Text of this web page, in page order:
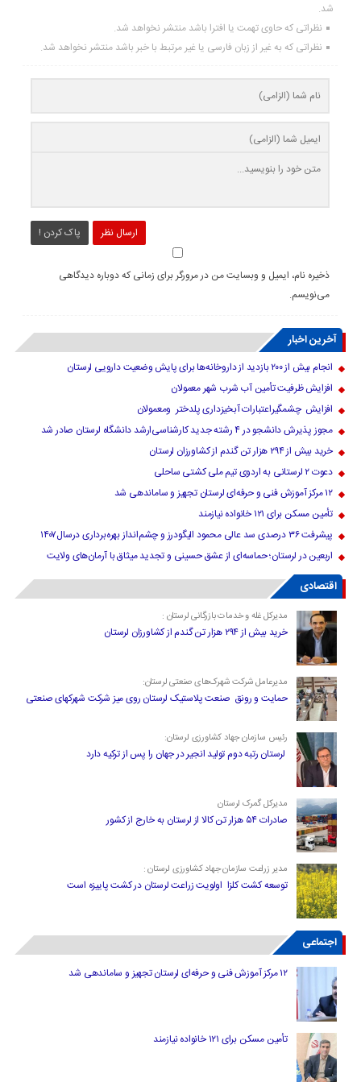
شد.
نظراتی که حاوی تهمت یا افترا باشد منتشر نخواهد شد.
نظراتی که به غیر از زبان فارسی یا غیر مرتبط با خبر باشد منتشر نخواهد شد.
ارسال نظر پاک کردن !
ذخیره نام، ایمیل و وبسایت من در مرورگر برای زمانی که دوباره دیدگاهی
می‌نویسم.
آخرین اخبار
انجام بیش از ۲۰۰ بازدید از داروخانه‌ها برای پایش وضعیت دارویی لرستان
افزایش ظرفیت تأمین آب شرب شهر معمولان
افزایش چشمگیراعتبارات آبخیزداری پلدختر ومعمولان
مجوز پذیرش دانشجو در ۴ رشته جدید کارشناسی‌ارشد دانشگاه لرستان صادر شد
خرید بیش از ۲۹۴ هزار تن گندم از کشاورزان لرستان
دعوت ۲ لرستانی به اردوی تیم ملی کشتی ساحلی
۱۲ مرکز آموزش فنی و حرفه‌ای لرستان تجهیز و ساماندهی شد
تأمین مسکن برای ۱۲۱ خانواده نیازمند
پیشرفت ۳۶ درصدی سد عالی محمود الیگودرز و چشم‌انداز بهره‌برداری درسال۱۴۰۷
اربعین در لرستان؛ حماسه‌ای از عشق حسینی و تجدید میثاق با آرمان‌های ولایت
اقتصادی
مدیرکل غله و خدمات بازرگانی لرستان :
خرید بیش از ۲۹۴ هزار تن گندم از کشاورزان لرستان
مدیرعامل شرکت شهرک‌های صنعتی لرستان:
حمایت و رونق صنعت پلاستیک لرستان روی میز شرکت شهرکهای صنعتی
رئیس سازمان جهاد کشاورزی لرستان:
لرستان رتبه دوم تولید انجیر در جهان را پس از ترکیه دارد
مدیرکل گمرک لرستان
صادرات ۵۴ هزار تن کالا از لرستان به خارج از کشور
مدیر زراعت سازمان جهاد کشاورزی لرستان :
توسعه کشت کلزا اولویت زراعت لرستان در کشت پاییزه است
اجتماعی
۱۲ مرکز آموزش فنی و حرفه‌ای لرستان تجهیز و ساماندهی شد
تأمین مسکن برای ۱۲۱ خانواده نیازمند